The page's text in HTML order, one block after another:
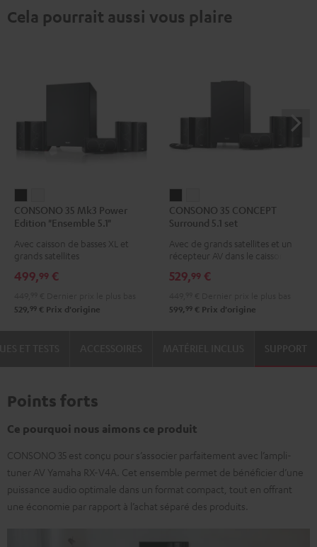
Cela pourrait aussi vous plaire
35
Mk3
Power
"Ensemble
Noir
35
Mk3
Power
"Ensemble
Blanc
CONSONO 35 Mk3 Power
Edition "Ensemble 5.1"
Avec caisson de basses XL et
grands satellites
499,99 €
529, 99 € Prix d'origine
35
CONCEPT
Surround
5.1
set
35
CONCEPT
Surround
set
CONSONO 35 CONCEPT
Surround 5.1 set
Avec de grands satellites et un
récepteur AV dans le caisson de
529,99 €
599, 99 € Prix d'origine
SUPPORT
Points forts
Ce pourquoi nous aimons ce produit
CONSONO 35 est conçu pour s’associer parfaitement avec l’ampli-
tuner AV Yamaha RX-V4A. Cet ensemble permet de bénéficier d’une
puissance audio optimale dans un format compact, tout en offrant
une économie par rapport à l’achat séparé des produits.